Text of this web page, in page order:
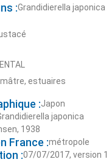
:Grandidierella japonica
estuaires
:Japon
japonica
1938
France :métropole
:07/07/2017, version 1